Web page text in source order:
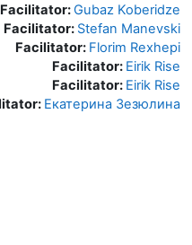
Facilitator:Gubaz Koberidze
Facilitator: Stefan Manevski
Facilitator: Florim Rexhepi
Facilitator: Eirik Rise
Facilitator: Eirik Rise
Екатерина Зезюлина